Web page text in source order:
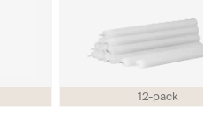
12-pack